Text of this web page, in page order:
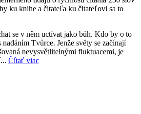
ku knihe a čitateľa ku čitateľovi sa to
se v něm uctívat jako bůh. Kdo by o to
nadáním Tvůrce. Jenže světy se začínají
nevysvětlitelnými fluktuacemi, je
Čítať viac